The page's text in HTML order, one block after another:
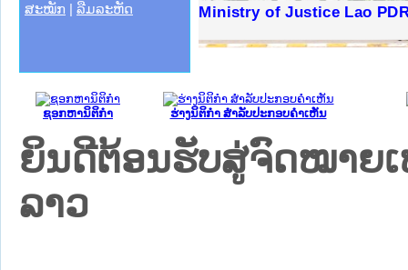
ສະໝັກ ລືມລະຫັດ Ministry of Justice Lao
ຫດທາງລັດຖະການ ໃຫ້ຜູ້
ຕິບັດວຽກງານຈົດໝາຍເຫດ
ດໝາຍເຫດທາງລັດຖະການ
ດໝາຍເຫດທາງລັດຖະການ
ວັບໄຊຈົດໝາຍເຫດທາງ
ວັບໄຊຈົດໝາຍເຫດທາງ
ລັດຖະການໃຫ້ຜູ້ປະສານງານ
ຫດທາງລັດຖະການ ໃຫ້ຜູ້
ຊອກຫານິຕິກໍາ ຮ່າງນິຕິກໍາ ສໍາລັບປະກອບຄໍາເຫັນ
ຍິນດີຕ້ອນຮັບສູ່ຈົດໝາຍເ
ລາວ